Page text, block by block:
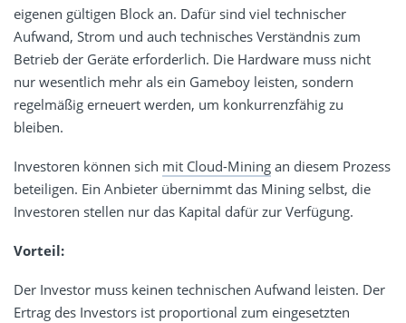
eigenen gültigen Block an. Dafür sind viel technischer
Aufwand, Strom und auch technisches Verständnis zum
Betrieb der Geräte erforderlich. Die Hardware muss nicht
nur wesentlich mehr als ein Gameboy leisten, sondern
regelmäßig erneuert werden, um konkurrenzfähig zu
bleiben.
Investoren können sich mit Cloud-Mining an diesem Prozess
beteiligen. Ein Anbieter übernimmt das Mining selbst, die
Investoren stellen nur das Kapital dafür zur Verfügung.
Vorteil:
Der Investor muss keinen technischen Aufwand leisten. Der
Ertrag des Investors ist proportional zum eingesetzten